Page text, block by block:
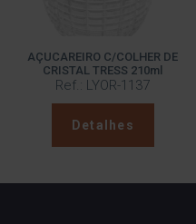
AÇUCAREIRO C/COLHER DE
CRISTAL TRESS 210ml
Ref.: LYOR-1137
Detalhes